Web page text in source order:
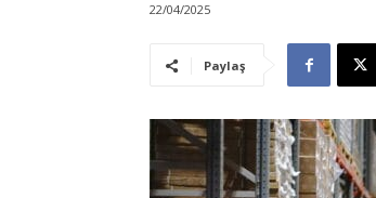
22/04/2025
Paylaş